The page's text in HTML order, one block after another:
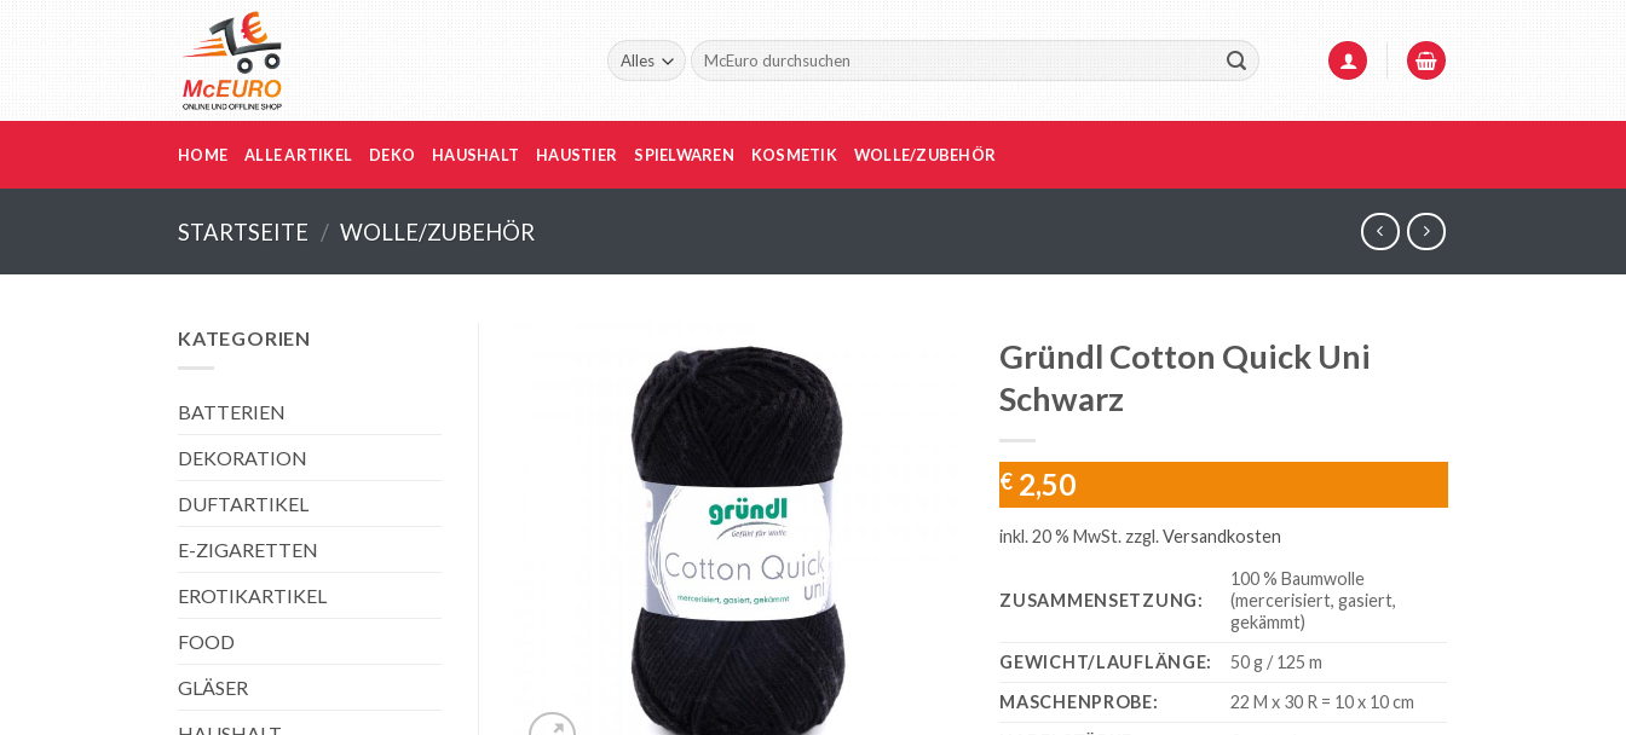
Suche
nach:
HOME ALLE ARTIKEL DEKO HAUSHALT HAUSTIER SPIELWAREN KOSMETIK WOLLE/ZUBEHÖR
STARTSEITE / WOLLE/ZUBEHÖR
KATEGORIEN
BATTERIEN
DEKORATION
DUFTARTIKEL
E-ZIGARETTEN
EROTIKARTIKEL
FOOD
GLÄSER
Gründl Cotton Quick Uni
Schwarz
€ 2,50
inkl. 20 % MwSt. zzgl.Versandkosten
ZUSAMMENSETZUNG:
100 % Baumwolle
(mercerisiert, gasiert,
gekämmt)
GEWICHT/LAUFLÄNGE:
50 g / 125 m
MASCHENPROBE:
22 M x 30 R = 10 x 10 cm